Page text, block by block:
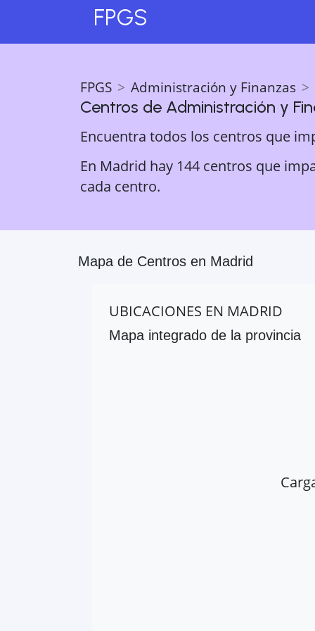
FPGS
FPGS Administración y Finanzas
Centros de Administración y
Encuentra todos los centros que
En Madrid hay 144 centros que
cada centro.
Mapa de Centros en Madrid
UBICACIONES EN MADRID
Mapa integrado de la provincia